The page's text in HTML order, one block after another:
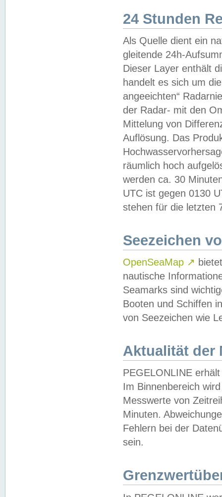
24 Stunden
Als Quelle dient ein
gleitende 24h-
Dieser Layer enthält
handelt es sich um
angeeichten“
der Radar- mit den
Mittelung von
Auflösung. Das
räumlich hoch
werden ca. 30
UTC ist gegen 0130
stehen für die letzten
Seezeichen
OpenSeaMap ↗
nautische
Seamarks sind
Booten und Schiffen
von Seezeichen wie
Aktualität der
PEGELONLINE
Im Binnenbereich
Messwerte von
Minuten.
Fehlern bei der
sein.